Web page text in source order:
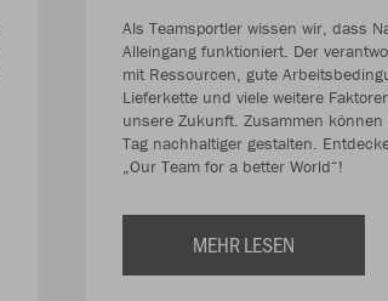
Als Teamsportler wissen wir, dass
Alleingang funktioniert. Der
mit Ressourcen, gute
Lieferkette und viele weitere
unsere Zukunft. Zusammen können
Tag nachhaltiger gestalten.
„Our Team for a better World“!
MEHR LESEN